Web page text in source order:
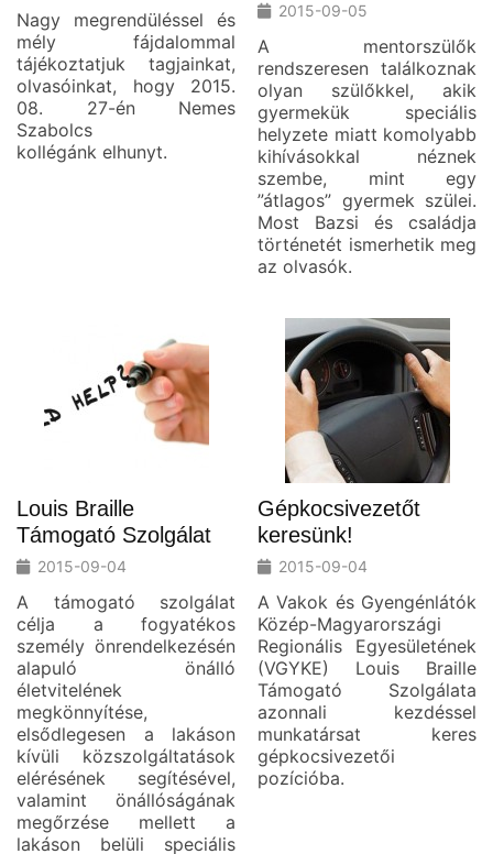
Nagy megrendüléssel és
mély fájdalommal
tájékoztatjuk tagjainkat,
olvasóinkat, hogy 2015.
08. 27-én Nemes
Szabolcs
kollégánk elhunyt.
2015-09-05
A mentorszülők
rendszeresen találkoznak
olyan szülőkkel, akik
gyermekük speciális
helyzete miatt komolyabb
kihívásokkal néznek
szembe, mint egy
”átlagos” gyermek szülei.
Most Bazsi és családja
történetét ismerhetik meg
az olvasók.
Louis Braille
Támogató Szolgálat
2015-09-04
A támogató szolgálat
célja a fogyatékos
személy önrendelkezésén
alapuló önálló
életvitelének
megkönnyítése,
elsődlegesen a lakáson
kívüli közszolgáltatások
elérésének segítésével,
valamint önállóságának
megőrzése mellett a
lakáson belüli speciális
Gépkocsivezetőt
keresünk!
2015-09-04
A Vakok és Gyengénlátók
Közép-Magyarországi
Regionális Egyesületének
(VGYKE) Louis Braille
Támogató Szolgálata
azonnali kezdéssel
munkatársat keres
gépkocsivezetői
pozícióba.